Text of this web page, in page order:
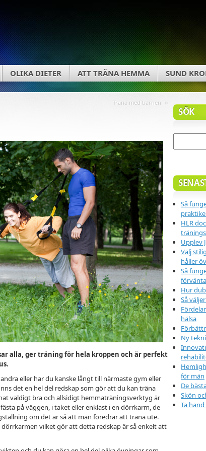
OLIKA DIETER ATT TRÄNA HEMMA SUND
Träna med barnen »
alla, ger träning för hela kroppen och är perfekt
eller har du kanske långt till närmaste gym eller
det en hel del redskap som gör att du kan träna
väldigt bra och allsidigt hemmaträningsverktyg är
på väggen, i taket eller enklast i en dörrkarm, de
om det är så att man föredrar att träna ute.
vilket gör att detta redskap är så enkelt att
SÖK
Så
HLR
Upplev
Välj
håller
Så
Hur
Så
hälsa
Ny
för män
De
Skön
Ta